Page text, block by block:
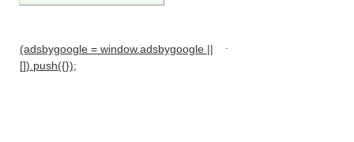
Woyzeck
(adsbygoogle = window.adsbygoogle ||
[]).push({});